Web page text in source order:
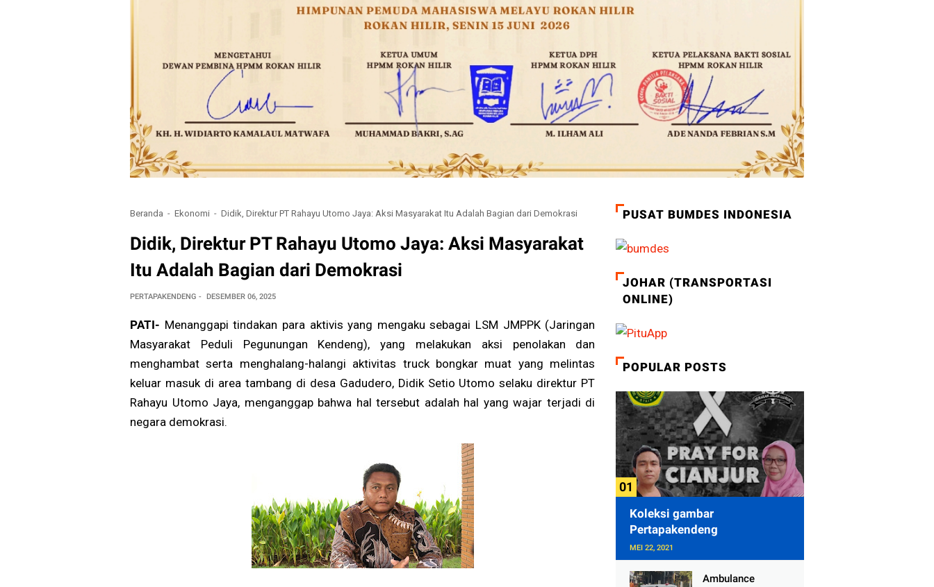
Beranda Ekonomi Didik, Direktur PT Rahayu Utomo Jaya: Aksi Masyarakat Itu Adalah Bagian dari Demokrasi
Didik, Direktur PT Rahayu Utomo Jaya: Aksi Masyarakat
Itu Adalah Bagian dari Demokrasi
PERTAPAKENDENG DESEMBER 06, 2025
PATI- Menanggapi tindakan para aktivis yang mengaku sebagai LSM JMPPK (Jaringan
Masyarakat Peduli Pegunungan Kendeng), yang melakukan aksi penolakan dan
menghambat serta menghalang-halangi aktivitas truck bongkar muat yang melintas
keluar masuk di area tambang di desa Gadudero, Didik Setio Utomo selaku direktur PT
Rahayu Utomo Jaya, menganggap bahwa hal tersebut adalah hal yang wajar terjadi di
negara demokrasi.
PUSAT BUMDES INDONESIA
JOHAR (TRANSPORTASI
ONLINE)
POPULAR POSTS
Koleksi gambar
Pertapakendeng
MEI 22, 2021
Ambulance